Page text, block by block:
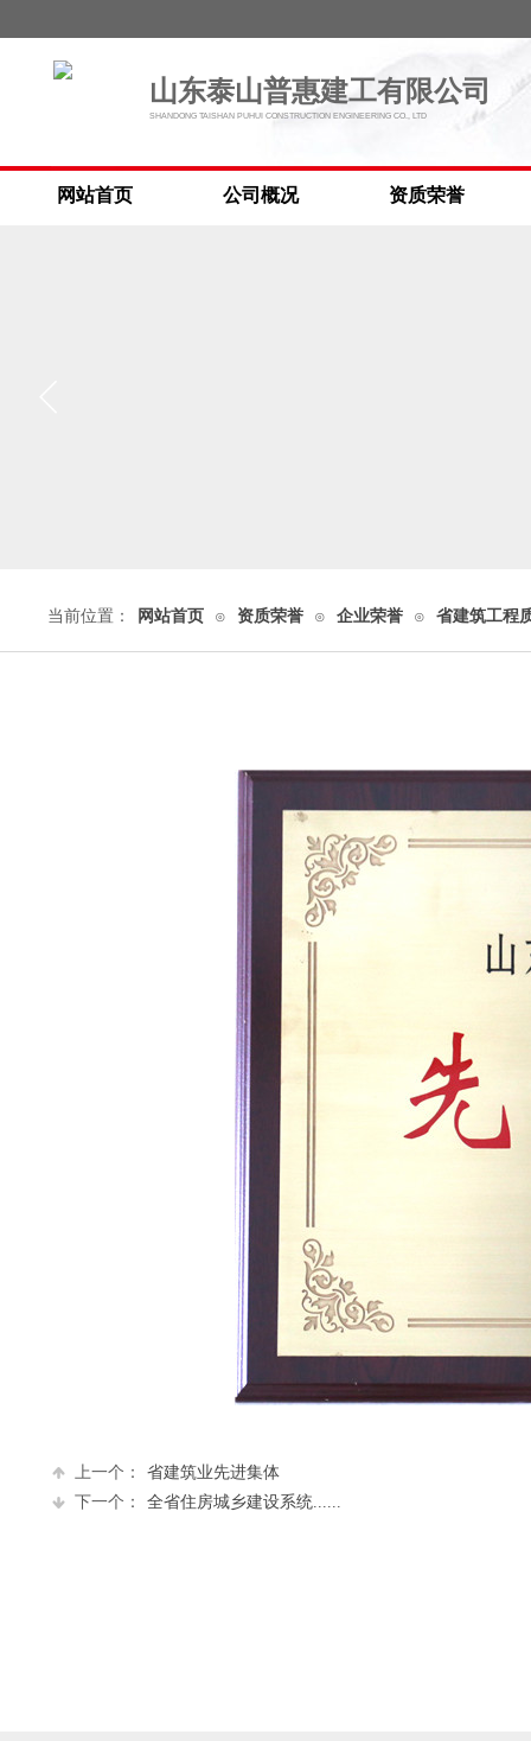
SHANDONG TAISHAN PUHUI CONSTRUCTION ENGINEERING CO., LTD
山东泰山普惠建工有限公司
网站首页 公司概况 资质荣誉
当前位置： 网站首页 ⊙ 资质荣誉 ⊙ 企业荣誉 ⊙ 省建筑工程
上一个：
省建筑业先进集体
下一个：
全省住房城乡建设系统......